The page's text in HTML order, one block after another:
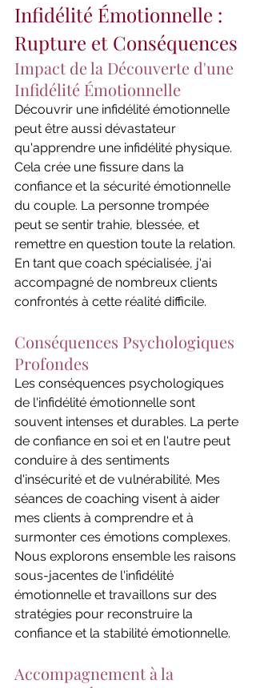
Infidélité Émotionnelle :
Rupture et Conséquences
Impact de la Découverte d'une
Infidélité Émotionnelle
Découvrir une infidélité émotionnelle
peut être aussi dévastateur
qu'apprendre une infidélité physique.
Cela crée une fissure dans la
confiance et la sécurité émotionnelle
du couple. La personne trompée
peut se sentir trahie, blessée, et
remettre en question toute la relation.
En tant que coach spécialisée, j'ai
accompagné de nombreux clients
confrontés à cette réalité difficile.
Conséquences Psychologiques
Profondes
Les conséquences psychologiques
de l'infidélité émotionnelle sont
souvent intenses et durables. La perte
de confiance en soi et en l'autre peut
conduire à des sentiments
d'insécurité et de vulnérabilité. Mes
séances de coaching visent à aider
mes clients à comprendre et à
surmonter ces émotions complexes.
Nous explorons ensemble les raisons
sous-jacentes de l'infidélité
émotionnelle et travaillons sur des
stratégies pour reconstruire la
confiance et la stabilité émotionnelle.
Accompagnement à la